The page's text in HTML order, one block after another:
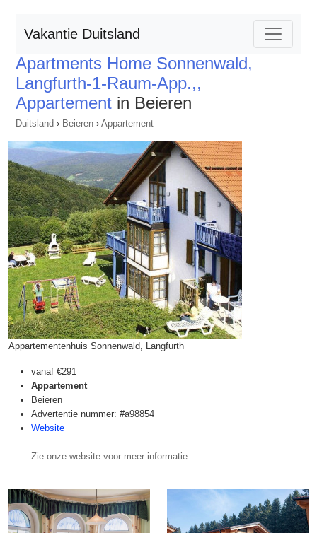
Vakantie Duitsland
Apartments Home Sonnenwald,
Langfurth-1-Raum-App.,,
Appartement in Beieren
Duitsland › Beieren › Appartement
Appartementenhuis Sonnenwald, Langfurth
vanaf €291
Appartement
Beieren
Advertentie nummer: #a98854
Website
Zie onze website voor meer informatie.